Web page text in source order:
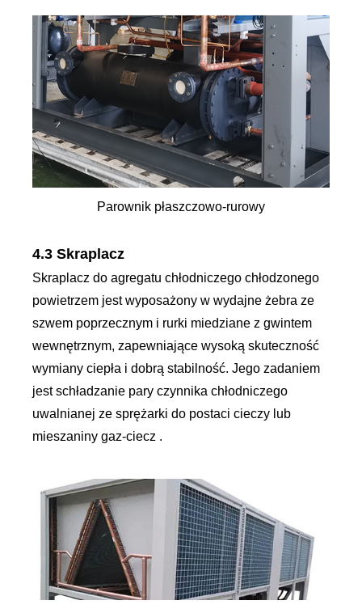
Parownik płaszczowo-rurowy
4.3 Skraplacz
Skraplacz do agregatu chłodniczego chłodzonego
powietrzem jest wyposażony w wydajne żebra ze
szwem poprzecznym i rurki miedziane z gwintem
wewnętrznym, zapewniające wysoką skuteczność
wymiany ciepła i dobrą stabilność. Jego zadaniem
jest schładzanie pary czynnika chłodniczego
uwalnianej ze sprężarki do postaci cieczy lub
mieszaniny gaz-ciecz .